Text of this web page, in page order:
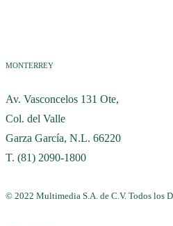
MONTERREY
Av. Vasconcelos 131 Ote,
Col. del Valle
Garza García, N.L. 66220
T. (81) 2090-1800
© 2022 Multimedia S.A. de C.V. Todos los